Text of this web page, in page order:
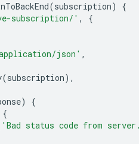
(subscription)
{
subscription/' ,
{
json' ,
(subscription),
)
{
{
'Bad status code from